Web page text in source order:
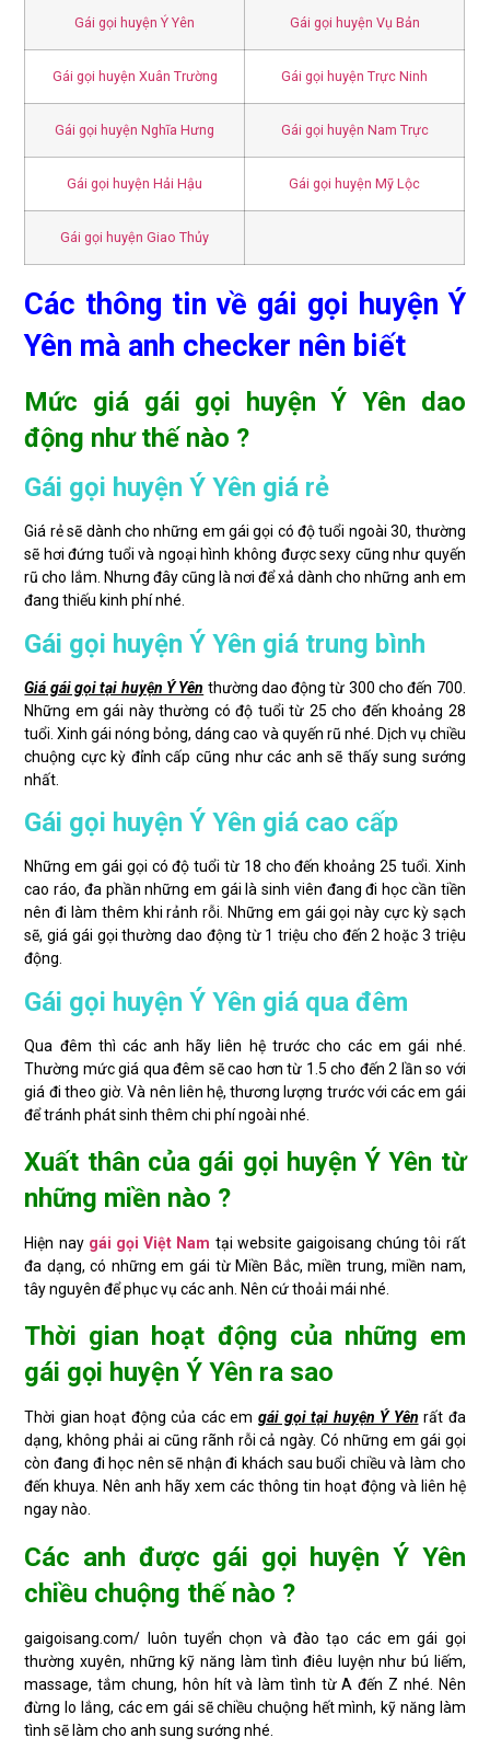
Gái gọi huyện Ý Yên Gái gọi huyện Vụ Bản
Gái gọi huyện Xuân Trường Gái gọi huyện Trực Ninh
Gái gọi huyện Nghĩa Hưng Gái gọi huyện Nam Trực
Gái gọi huyện Hải Hậu Gái gọi huyện Mỹ Lộc
Gái gọi huyện Giao Thủy
Các thông tin về gái gọi huyện Ý
Yên mà anh checker nên biết
Mức giá gái gọi huyện Ý Yên dao
động như thế nào ?
Gái gọi huyện Ý Yên giá rẻ
Giá rẻ sẽ dành cho những em gái gọi có độ tuổi ngoài 30, thường
sẽ hơi đứng tuổi và ngoại hình không được sexy cũng như quyến
rũ cho lắm. Nhưng đây cũng là nơi để xả dành cho những anh em
đang thiếu kinh phí nhé.
Gái gọi huyện Ý Yên giá trung bình
Giá gái gọi tại huyện Ý Yên thường dao động từ 300 cho đến 700.
Những em gái này thường có độ tuổi từ 25 cho đến khoảng 28
tuổi. Xinh gái nóng bỏng, dáng cao và quyến rũ nhé. Dịch vụ chiều
chuộng cực kỳ đỉnh cấp cũng như các anh sẽ thấy sung sướng
nhất.
Gái gọi huyện Ý Yên giá cao cấp
Những em gái gọi có độ tuổi từ 18 cho đến khoảng 25 tuổi. Xinh
cao ráo, đa phần những em gái là sinh viên đang đi học cần tiền
nên đi làm thêm khi rảnh rỗi. Những em gái gọi này cực kỳ sạch
sẽ, giá gái gọi thường dao động từ 1 triệu cho đến 2 hoặc 3 triệu
động.
Gái gọi huyện Ý Yên giá qua đêm
Qua đêm thì các anh hãy liên hệ trước cho các em gái nhé.
Thường mức giá qua đêm sẽ cao hơn từ 1.5 cho đến 2 lần so với
giá đi theo giờ. Và nên liên hệ, thương lượng trước với các em gái
để tránh phát sinh thêm chi phí ngoài nhé.
Xuất thân của gái gọi huyện Ý Yên từ
những miền nào ?
Hiện nay gái gọi Việt Nam tại website gaigoisang chúng tôi rất
đa dạng, có những em gái từ Miền Bắc, miền trung, miền nam,
tây nguyên để phục vụ các anh. Nên cứ thoải mái nhé.
Thời gian hoạt động của những em
gái gọi huyện Ý Yên ra sao
Thời gian hoạt động của các em gái gọi tại huyện Ý Yên rất đa
dạng, không phải ai cũng rãnh rỗi cả ngày. Có những em gái gọi
còn đang đi học nên sẽ nhận đi khách sau buổi chiều và làm cho
đến khuya. Nên anh hãy xem các thông tin hoạt động và liên hệ
ngay nào.
Các anh được gái gọi huyện Ý Yên
chiều chuộng thế nào ?
gaigoisang.com/ luôn tuyển chọn và đào tạo các em gái gọi
thường xuyên, những kỹ năng làm tình điêu luyện như bú liếm,
massage, tắm chung, hôn hít và làm tình từ A đến Z nhé. Nên
đừng lo lắng, các em gái sẽ chiều chuộng hết mình, kỹ năng làm
tình sẽ làm cho anh sung sướng nhé.